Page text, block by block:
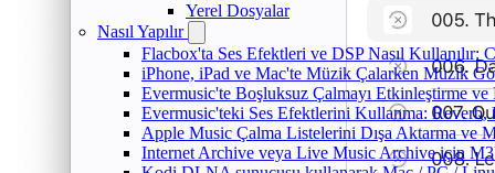
Yerel Dosyalar
Nasıl Yapılır
Flacbox'ta Ses Efektleri ve DSP Nasıl Kullanılır:
iPhone, iPad ve Mac'te Müzik Çalarken Müzik
Evermusic'te Boşluksuz Çalmayı Etkinleştirme
Evermusic'teki Ses Efektlerini Kullanma:
Apple Music Çalma Listelerini Dışa Aktarma ve
Internet Archive veya Live Music Archive için